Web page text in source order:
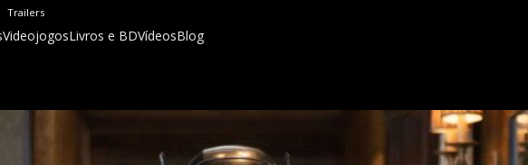
Trailers
VideojogosLivros e BDVídeosBlog